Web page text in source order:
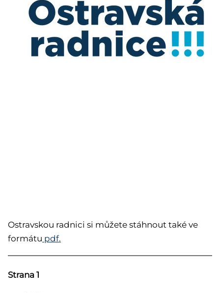
Ostravskou radnici si můžete stáhnout také ve
formátu pdf.
Strana 1